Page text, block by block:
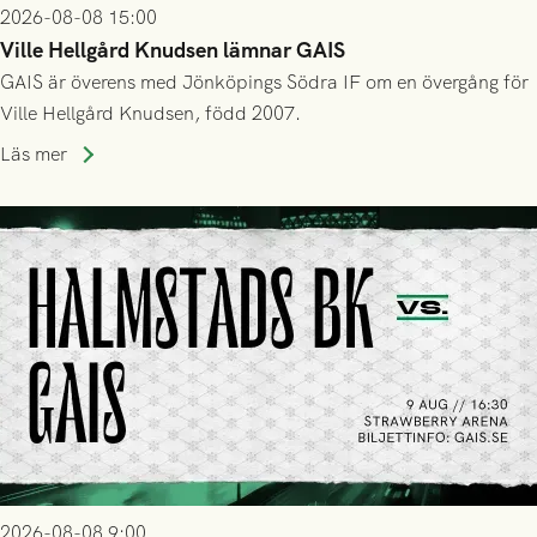
2026-08-08 15:00
Ville Hellgård Knudsen lämnar GAIS
GAIS är överens med Jönköpings Södra IF om en övergång för
Ville Hellgård Knudsen, född 2007.
Läs mer